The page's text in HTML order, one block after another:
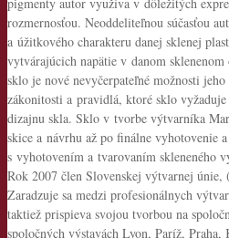
rozmernosťou. Neoddeliteľnou súčasťou
a úžitkového charakteru danej sklenej
vytvárajúcich napätie v danom
sklo je nové nevyčerpateľné možnosti
zákonitosti a pravidlá, ktoré sklo
dizajnu skla. Sklo v tvorbe výtvarníka
skice a návrhu až po finálne vyhotovenie
s vyhotovením a tvarovaním skleneného
Rok 2007 člen Slovenskej výtvarnej
Zaradzuje sa medzi profesionálnych
taktiež prispieva svojou tvorbou na
spoločných výstavách Lyon, Paríž,